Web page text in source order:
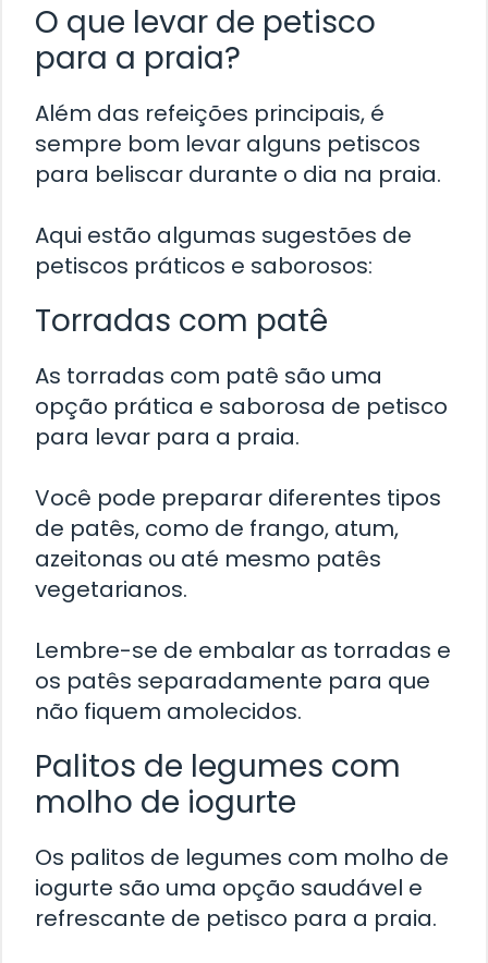
O que levar de petisco
para a praia?
Além das refeições principais, é
sempre bom levar alguns petiscos
para beliscar durante o dia na praia.
Aqui estão algumas sugestões de
petiscos práticos e saborosos:
Torradas com patê
As torradas com patê são uma
opção prática e saborosa de petisco
para levar para a praia.
Você pode preparar diferentes tipos
de patês, como de frango, atum,
azeitonas ou até mesmo patês
vegetarianos.
Lembre-se de embalar as torradas e
os patês separadamente para que
não fiquem amolecidos.
Palitos de legumes com
molho de iogurte
Os palitos de legumes com molho de
iogurte são uma opção saudável e
refrescante de petisco para a praia.